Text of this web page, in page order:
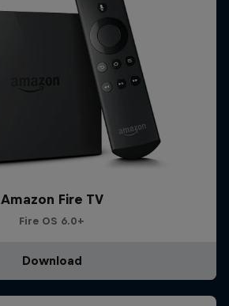
Amazon Fire TV
Fire OS 6.0+
Download